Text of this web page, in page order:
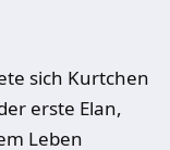
sich Kurt­chen
erste Elan,
Leben